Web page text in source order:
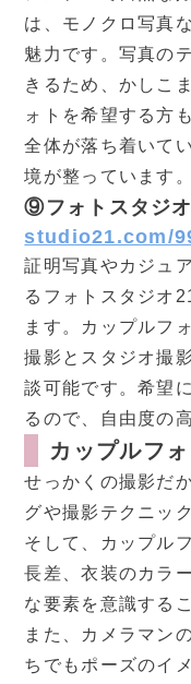
は、モノクロ写真
魅力です。写真の
きるため、かしこ
ォトを希望する方
全体が落ち着いて
境が整っています。
⑨フォトスタジ
studio21.com/
証明写真やカジュ
るフォトスタジオ
ます。カップルフ
撮影とスタジオ撮
談可能です。希望
るので、自由度の
カップルフ
せっかくの撮影だ
グや撮影テクニッ
そして、カップル
長差、衣装のカラ
な要素を意識する
また、カメラマン
ちでもポーズのイ